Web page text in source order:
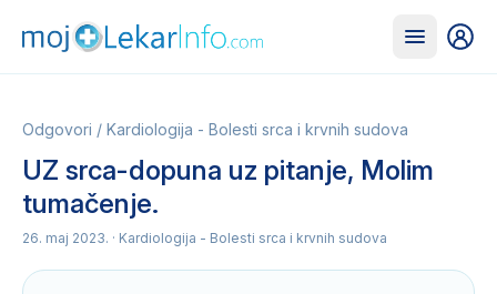
Odgovori / Kardiologija - Bolesti srca i krvnih sudova
UZ srca-dopuna uz pitanje, Molim
tumačenje.
26. maj 2023. · Kardiologija - Bolesti srca i krvnih sudova